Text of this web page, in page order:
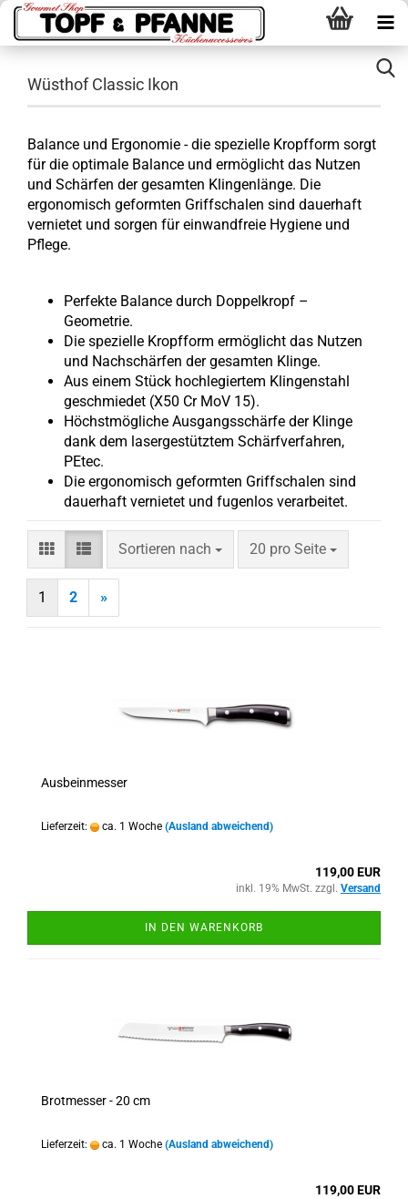
Wüsthof Classic Ikon
Balance und Ergonomie - die spezielle Kropfform sorgt
für die optimale Balance und ermöglicht das Nutzen
und Schärfen der gesamten Klingenlänge. Die
ergonomisch geformten Griffschalen sind dauerhaft
vernietet und sorgen für einwandfreie Hygiene und
Pflege.
Perfekte Balance durch Doppelkropf –
Geometrie.
Die spezielle Kropfform ermöglicht das Nutzen
und Nachschärfen der gesamten Klinge.
Aus einem Stück hochlegiertem Klingenstahl
geschmiedet (X50 Cr MoV 15).
Höchstmögliche Ausgangsschärfe der Klinge
dank dem lasergestütztem Schärfverfahren,
PEtec.
Die ergonomisch geformten Griffschalen sind
dauerhaft vernietet und fugenlos verarbeitet.
Sortieren nach
Sortieren nach 20 pro Seite
pro Seite
1 2 »
Ausbeinmesser
Lieferzeit: ca. 1 Woche (Ausland abweichend)
119,00 EUR
inkl. 19% MwSt. zzgl. Versand
IN DEN WARENKORB
Brotmesser - 20 cm
Lieferzeit: ca. 1 Woche (Ausland abweichend)
119,00 EUR